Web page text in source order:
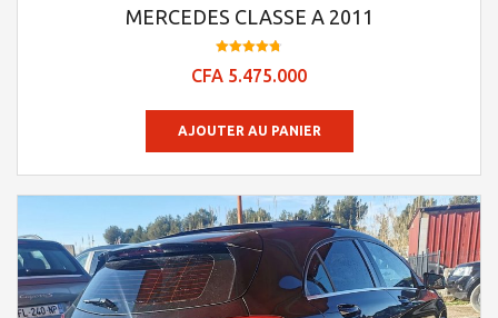
MERCEDES CLASSE A 2011
4.78
CFA 5.475.000
AJOUTER AU PANIER